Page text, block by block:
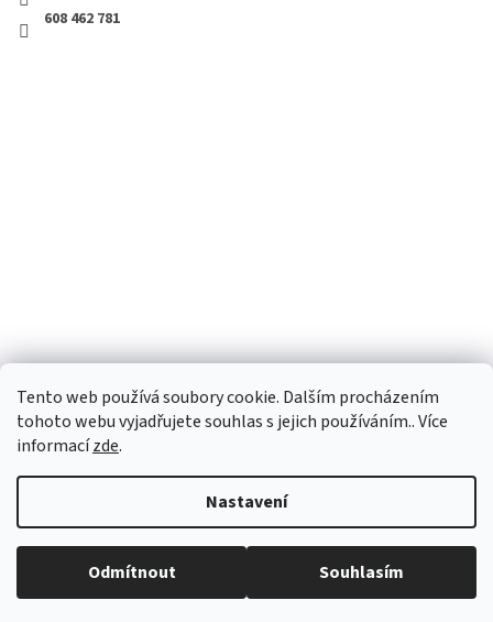
Tento web používá soubory cookie. Dalším procházením
tohoto webu vyjadřujete souhlas s jejich používáním.. Více
informacízde.
Nastavení
Odmítnout Souhlasím
608 462 781
Copyright 2026vypocetnitechnika.eu. Všechna práva vyhrazena.
Upravit nastavení cookies